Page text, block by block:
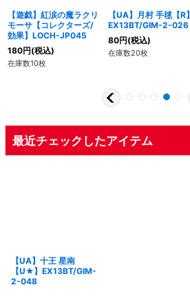
【遊戯】紅涙の魔ラクリ
モーサ【コレクターズ/
効果】LOCH-JP045
180円(税込)
在庫数10枚
【UA】月村 手毬【R】
EX13BT/GIM-2-026
80円(税込)
在庫数20枚
最近チェックしたアイテム
【UA】十王 星南
【U★】EX13BT/GIM-
2-048